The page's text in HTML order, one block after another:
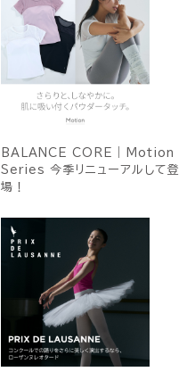
BALANCE CORE｜Motion
Series 今季リニューアルして登
場！